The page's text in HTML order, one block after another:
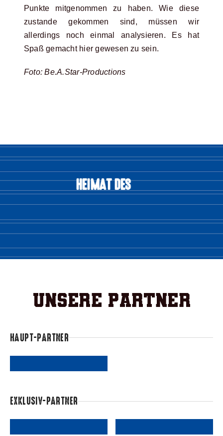
Punkte mitgenommen zu haben. Wie diese
zustande gekommen sind, müssen wir
allerdings noch einmal analysieren. Es hat
Spaß gemacht hier gewesen zu sein.
Foto: Be.A.Star-Productions
HEIMAT DES
Unsere Partner
HAUPT-PARTNER
EXKLUSIV-PARTNER